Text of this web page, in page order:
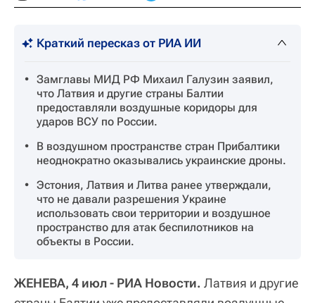
Краткий пересказ от РИА ИИ
Замглавы МИД РФ Михаил Галузин заявил,
что Латвия и другие страны Балтии
предоставляли воздушные коридоры для
ударов ВСУ по России.
В воздушном пространстве стран Прибалтики
неоднократно оказывались украинские дроны.
Эстония, Латвия и Литва ранее утверждали,
что не давали разрешения Украине
использовать свои территории и воздушное
пространство для атак беспилотников на
объекты в России.
ЖЕНЕВА, 4 июл - РИА Новости. Латвия и другие